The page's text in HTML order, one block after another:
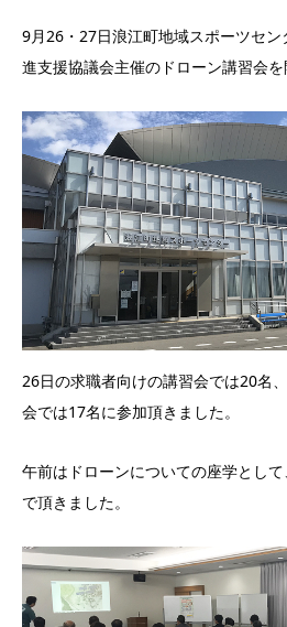
9月26・27日浪江町地域スポーツセ
進支援協議会主催のドローン講習会を
26日の求職者向けの講習会では20名
会では17名に参加頂きました。
午前はドローンについての座学とし
で頂きました。